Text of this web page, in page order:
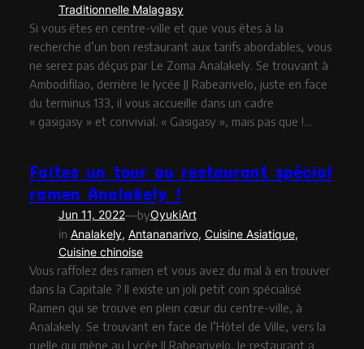
Traditionnelle Malagasy
Si vous êtes en centre-ville et que vous êtes à la
recherche d’un bon restaurant aux tarifs abordables, vous
ne serez pas déçus par Le Zoma Analakely. Se trouvant à
Ambodifilao, derrière le lycée JJ Rabearivelo, juste en face
du terminus 133, il vous accueille dans un cadre
« gasigasy » et convivial. « Gasigasy », mais pas que !…
Faites un tour au restaurant spécial
ramen Analakely !
Jun 11, 2022—byOyukiArt
in Analakely, Antananarivo, Cuisine Asiatique
Cuisine chinoise
Vous raffolez des ramen et vous avez du mal à en trouver
dans la Capitale ? Il existe un joli petit coin spécialisé
Ramen qui se trouve en plein cœur du centre-ville, à
Analakely. Se trouvant en face de l’Hôtel de Ville, vers la
ruelle qui mène au Lycée JJ Rabearivelo, le restaurant a